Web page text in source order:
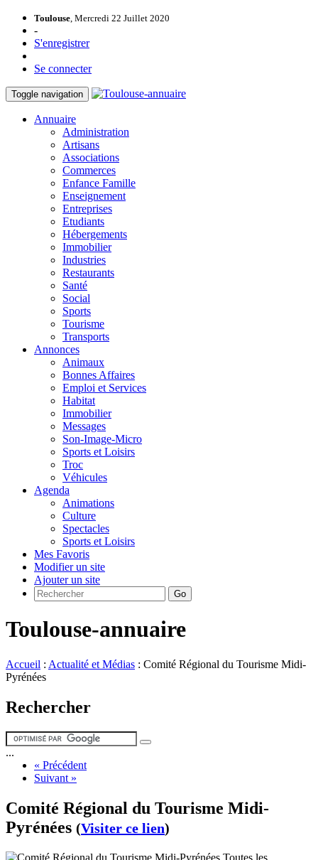
Toulouse, Mercredi 22 Juillet 2020
-
S'enregistrer
Se connecter
Toggle navigation
Annuaire
Administration
Artisans
Associations
Commerces
Enfance Famille
Enseignement
Entreprises
Etudiants
Hébergements
Immobilier
Industries
Restaurants
Santé
Social
Sports
Tourisme
Transports
Annonces
Animaux
Bonnes Affaires
Emploi et Services
Habitat
Immobilier
Messages
Son-Image-Micro
Sports et Loisirs
Troc
Véhicules
Agenda
Animations
Culture
Spectacles
Sports et Loisirs
Mes Favoris
Modifier un site
Ajouter un site
Go
Toulouse-annuaire
Accueil : Actualité et Médias : Comité Régional du Tourisme Midi-
Pyrénées
Rechercher
...
« Précédent
Suivant »
Comité Régional du Tourisme Midi-
Pyrénées (Visiter ce lien)
Toutes les